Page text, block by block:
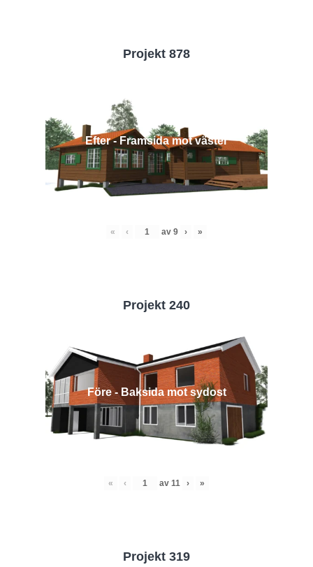
Projekt 878
Efter - Framsida mot väster
« ‹ av 9 › »
Projekt 240
Före - Baksida mot sydost
« ‹ av 11 › »
Projekt 319